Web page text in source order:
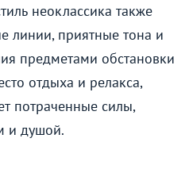
неоклассика также
линии, приятные тона и
предметами обстановки
отдыха и релакса,
потраченные силы,
и душой.